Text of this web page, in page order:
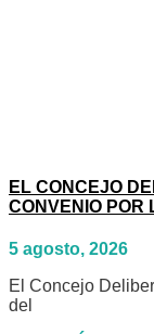
EL CONCEJO
CONVENIO POR
5 agosto, 2026
El Concejo
del